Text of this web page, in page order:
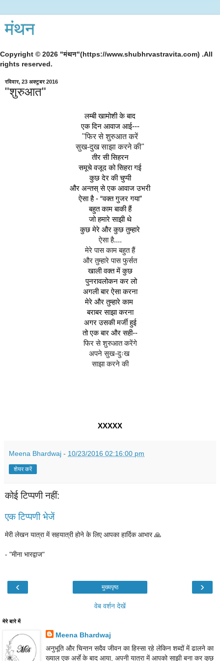
मंथन
Copyright © 2026 "मंथन"(https://www.shubhrvastravita.com) .All
rights reserved.
रविवार, 23 अक्टूबर 2016
"शुरुआत"
लम्बी खामोशी के बाद
एक दिन आवाज आई---
"फिर से शुरुआत करें
सुख-दुख साझा करने की"
तीर सी सिहरन
समूचे वजूद को सिहरा गई
कुछ देर की चुप्पी
और अन्तस् से एक आवाज उभरी
ऐसा है - “वक्त गुजर गया”
बहुत काम बाकी हैं
जो हमारे साझी थे
कुछ मेरे और कुछ तुम्हारे
ऐसा है....
मेरे पास काम बहुत हैं
और तुम्हारे पास फुर्सत
खाली वक्त में कुछ
पुनरावलोकन कर लो
अगली बार ऐसा करना
मेरे और तुम्हारे काम
बराबर साझा करना
अगर उसकी मर्जी हुई
तो एक बार और सही--
फिर से शुरुआत करेंगे
अपने सुख-दुःख
साझा करने की
XXXXX
Meena Bhardwaj - 10/23/2016 02:16:00 pm
शेयर करें
कोई टिप्पणी नहीं:
एक टिप्पणी भेजें
मेरी लेखन यात्रा में सहयात्री होने के लिए आपका हार्दिक आभार 🙏
- "मीना भारद्वाज"
‹ ›
मुख्यपृष्ठ
वेब वर्शन देखें
मेरे बारे में
Meena Bhardwaj
अनुभूति और चिन्तन सदैव जीवन का हिस्सा रहे लेकिन शब्दों में ढालने का
ख्याल एक अर्से के बाद आया, अपनी यात्रा में आपको साझी बना कर कुछ